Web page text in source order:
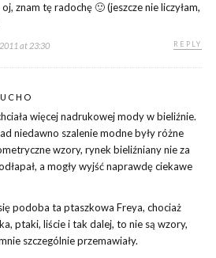
znam tę radochę 🙂 (jeszcze nie liczyłam,
at 23:30 REPLY
więcej nadrukowej mody w bieliźnie.
niedawno szalenie modne były różne
wzory, rynek bieliźniany nie za
a mogły wyjść naprawdę ciekawe
podoba ta ptaszkowa Freya, chociaż
ptaki, liście i tak dalej, to nie są wzory,
szczególnie przemawiały.